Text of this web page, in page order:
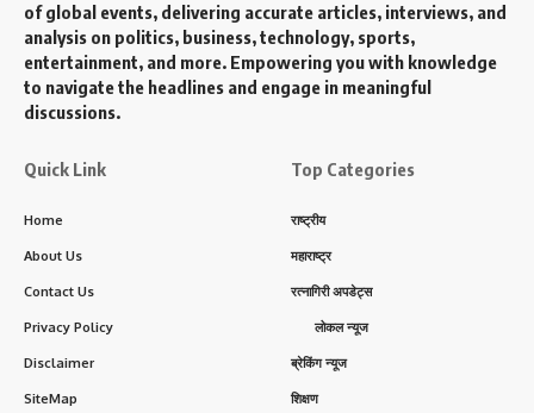
of global events, delivering accurate articles, interviews, and
analysis on politics, business, technology, sports,
entertainment, and more. Empowering you with knowledge
to navigate the headlines and engage in meaningful
discussions.
Quick Link
Home
About Us
Contact Us
Privacy Policy
Disclaimer
SiteMap
Top Categories
राष्ट्रीय
महाराष्ट्र
रत्नागिरी अपडेट्स
लोकल न्यूज
ब्रेकिंग न्यूज
शिक्षण